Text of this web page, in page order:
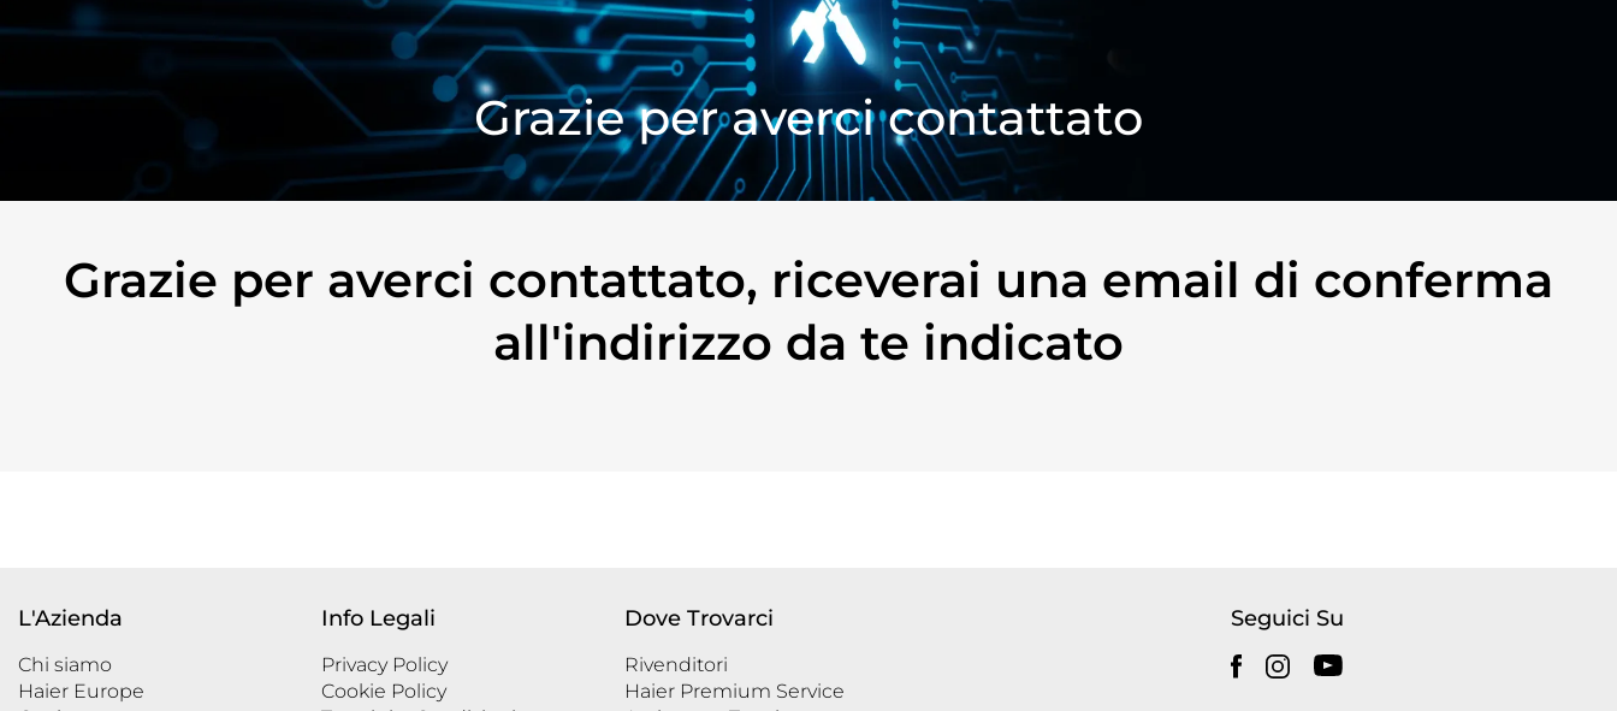
Grazie per averci contattato
Grazie per averci contattato, riceverai una email di conferma
all'indirizzo da te indicato
L'Azienda
Chi siamo
Haier Europe
Info Legali
Privacy Policy
Cookie Policy
Dove Trovarci
Rivenditori
Haier Premium Service
Seguici Su